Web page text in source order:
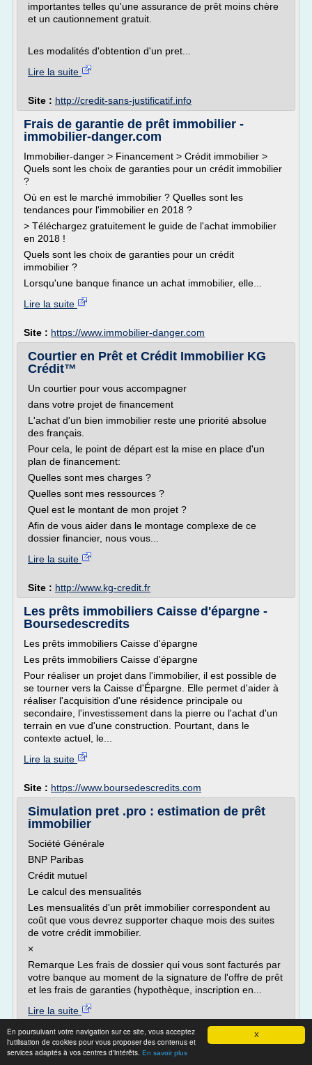
X
En poursuivant votre navigation sur ce site, vous acceptez
l'utilisation de cookies pour vous proposer des contenus et
services adaptés à vos centres d'intérêts. En savoir plus
importantes telles qu'une assurance de prêt moins chère
et un cautionnement gratuit.
Les modalités d'obtention d'un pret...
Lire la suite
Site : http://credit-sans-justificatif.info
Frais de garantie de prêt immobilier -
immobilier-danger.com
Immobilier-danger > Financement > Crédit immobilier >
Quels sont les choix de garanties pour un crédit immobilier
?
Où en est le marché immobilier ? Quelles sont les
tendances pour l'immobilier en 2018 ?
> Téléchargez gratuitement le guide de l'achat immobilier
en 2018 !
Quels sont les choix de garanties pour un crédit
immobilier ?
Lorsqu'une banque finance un achat immobilier, elle...
Lire la suite
Site : https://www.immobilier-danger.com
Courtier en Prêt et Crédit Immobilier KG
Crédit™
Un courtier pour vous accompagner
dans votre projet de financement
L'achat d'un bien immobilier reste une priorité absolue
des français.
Pour cela, le point de départ est la mise en place d'un
plan de financement:
Quelles sont mes charges ?
Quelles sont mes ressources ?
Quel est le montant de mon projet ?
Afin de vous aider dans le montage complexe de ce
dossier financier, nous vous...
Lire la suite
Site : http://www.kg-credit.fr
Les prêts immobiliers Caisse d'épargne -
Boursedescredits
Les prêts immobiliers Caisse d'épargne
Les prêts immobiliers Caisse d'épargne
Pour réaliser un projet dans l'immobilier, il est possible de
se tourner vers la Caisse d'Épargne. Elle permet d'aider à
réaliser l'acquisition d'une résidence principale ou
secondaire, l'investissement dans la pierre ou l'achat d'un
terrain en vue d'une construction. Pourtant, dans le
contexte actuel, le...
Lire la suite
Site : https://www.boursedescredits.com
Simulation pret .pro : estimation de prêt
immobilier
Société Générale
BNP Paribas
Crédit mutuel
Le calcul des mensualités
Les mensualités d'un prêt immobilier correspondent au
coût que vous devrez supporter chaque mois des suites
de votre crédit immobilier.
×
Remarque Les frais de dossier qui vous sont facturés par
votre banque au moment de la signature de l'offre de prêt
et les frais de garanties (hypothèque, inscription en...
Lire la suite
Site :http://www.simulationpret.pro